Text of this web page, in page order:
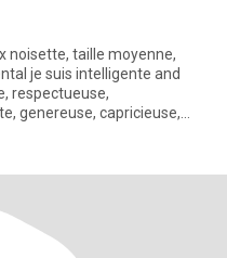
noisette, taille moyenne,
je suis intelligente and
respectueuse,
genereuse, capricieuse,